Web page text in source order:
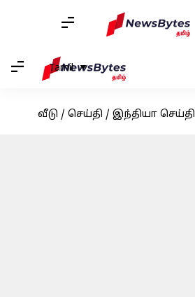
Tamil
வீடு / செய்தி / இந்தியா செய்தி